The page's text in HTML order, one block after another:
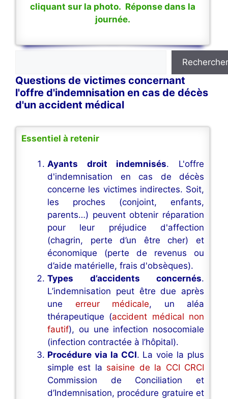
cliquant sur la photo. Réponse dans la
journée.
Rechercher
Questions de victimes concernant
l'offre d'indemnisation en cas de décès
d'un accident médical
Essentiel à retenir
Ayants droit indemnisés. L'offre
d'indemnisation en cas de décès
concerne les victimes indirectes. Soit,
les proches (conjoint, enfants,
parents…) peuvent obtenir réparation
pour leur préjudice d'affection
(chagrin, perte d’un être cher) et
économique (perte de revenus ou
d’aide matérielle, frais d'obsèques).
Types d’accidents concernés.
L’indemnisation peut être due après
une erreur médicale, un aléa
thérapeutique (accident médical non
fautif), ou une infection nosocomiale
(infection contractée à l’hôpital).
Procédure via la CCI. La voie la plus
simple est la saisine de la CCI CRCI
Commission de Conciliation et
d’Indemnisation, procédure gratuire et